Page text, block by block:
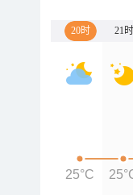
20时 21时
25°C